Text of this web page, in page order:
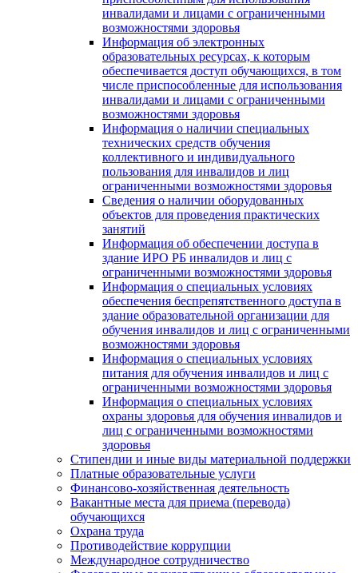
инвалидами и лицами с ограниченными
возможностями здоровья
Информация об электронных
образовательных ресурсах, к которым
обеспечивается доступ обучающихся, в том
числе приспособленные для использования
инвалидами и лицами с ограниченными
возможностями здоровья
Информация о наличии специальных
технических средств обучения
коллективного и индивидуального
пользования для инвалидов и лиц
ограниченными возможностями здоровья
Сведения о наличии оборудованных
объектов для проведения практических
занятий
Информация об обеспечении доступа в
здание ИРО РБ инвалидов и лиц с
ограниченными возможностями здоровья
Информация о специальных условиях
обеспечения беспрепятственного доступа в
здание образовательной организации для
обучения инвалидов и лиц с ограниченными
возможностями здоровья
Информация о специальных условиях
питания для обучения инвалидов и лиц с
ограниченными возможностями здоровья
Информация о специальных условиях
охраны здоровья для обучения инвалидов и
лиц с ограниченными возможностями
здоровья
Стипендии и иные виды материальной поддержки
Платные образовательные услуги
Финансово-хозяйственная деятельность
Вакантные места для приема (перевода)
обучающихся
Охрана труда
Противодействие коррупции
Международное сотрудничество